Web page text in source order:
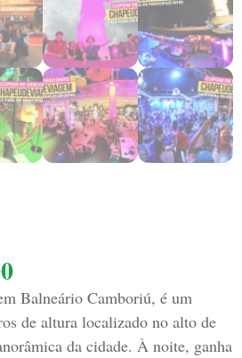
Balneário Camboriú, é um
de altura localizado no alto de
da cidade. À noite, ganha